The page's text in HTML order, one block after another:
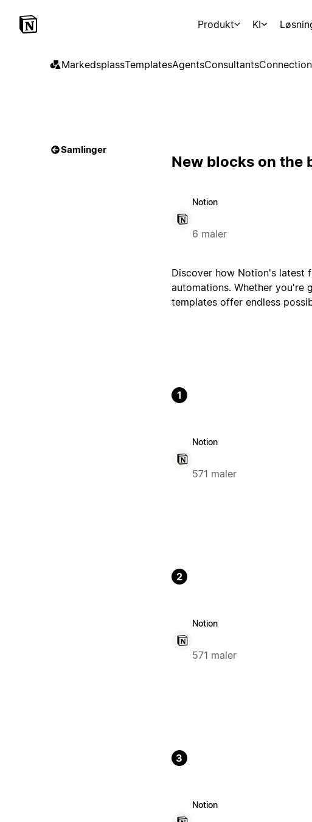
Produkt KI
MarkedsplassTemplatesAgentsConsultants
Samlinger
New blocks on the
Notion
6 maler
Discover how Notion's latest
automations. Whether you're
templates offer endless
1
Notion
571 maler
2
Notion
571 maler
3
Notion